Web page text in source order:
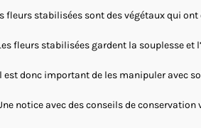
fleurs stabilisées sont des végétaux qui
fleurs stabilisées gardent la souplesse
est donc important de les manipuler avec
notice avec des conseils de